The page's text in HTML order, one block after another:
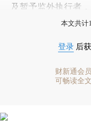
及暂予监外执行者
本文共计
登录 后
财新通会员
可畅读全文